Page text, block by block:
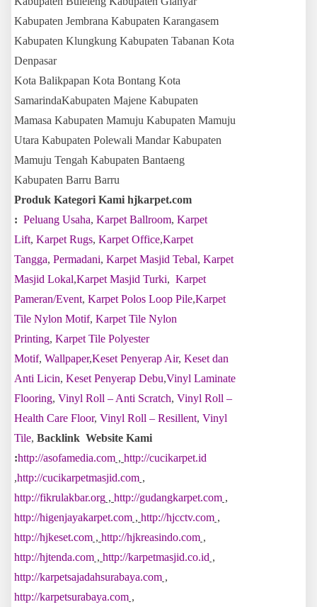
Kabupaten Jembrana Kabupaten Karangasem
Kabupaten Klungkung Kabupaten Tabanan Kota
Denpasar
Kota Balikpapan Kota Bontang Kota
SamarindaKabupaten Majene Kabupaten
Mamasa Kabupaten Mamuju Kabupaten Mamuju
Utara Kabupaten Polewali Mandar Kabupaten
Mamuju Tengah Kabupaten Bantaeng
Kabupaten Barru Barru
Produk Kategori Kami hjkarpet.com
: Peluang Usaha, Karpet Ballroom, Karpet
Lift, Karpet Rugs, Karpet Office,Karpet
Tangga, Permadani, Karpet Masjid Tebal, Karpet
Masjid Lokal,Karpet Masjid Turki, Karpet
Pameran/Event, Karpet Polos Loop Pile,Karpet
Tile Nylon Motif, Karpet Tile Nylon
Printing, Karpet Tile Polyester
Motif, Wallpaper,Keset Penyerap Air, Keset dan
Anti Licin, Keset Penyerap Debu,Vinyl Laminate
Flooring, Vinyl Roll – Anti Scratch, Vinyl Roll –
Health Care Floor, Vinyl Roll – Resillent, Vinyl
Tile, Backlink Website Kami
:http://asofamedia.com , http://cucikarpet.id
,http://cucikarpetmasjid.com ,
http://fikrulakbar.org , http://gudangkarpet.com ,
http://higenjayakarpet.com , http://hjcctv.com ,
http://hjkeset.com , http://hjkreasindo.com ,
http://hjtenda.com , http://karpetmasjid.co.id ,
http://karpetsajadahsurabaya.com ,
http://karpetsurabaya.com ,